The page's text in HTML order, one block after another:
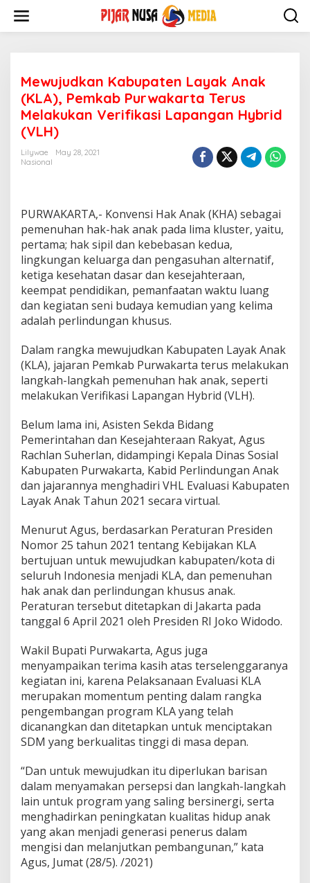
content
Mewujudkan Kabupaten Layak Anak
(KLA), Pemkab Purwakarta Terus
Melakukan Verifikasi Lapangan Hybrid
(VLH)
Lilywae
May 28, 2021
Nasional
PURWAKARTA,- Konvensi Hak Anak (KHA) sebagai
pemenuhan hak-hak anak pada lima kluster, yaitu,
pertama; hak sipil dan kebebasan kedua,
lingkungan keluarga dan pengasuhan alternatif,
ketiga kesehatan dasar dan kesejahteraan,
keempat pendidikan, pemanfaatan waktu luang
dan kegiatan seni budaya kemudian yang kelima
adalah perlindungan khusus.
Dalam rangka mewujudkan Kabupaten Layak Anak
(KLA), jajaran Pemkab Purwakarta terus melakukan
langkah-langkah pemenuhan hak anak, seperti
melakukan Verifikasi Lapangan Hybrid (VLH).
Belum lama ini, Asisten Sekda Bidang
Pemerintahan dan Kesejahteraan Rakyat, Agus
Rachlan Suherlan, didampingi Kepala Dinas Sosial
Kabupaten Purwakarta, Kabid Perlindungan Anak
dan jajarannya menghadiri VHL Evaluasi Kabupaten
Layak Anak Tahun 2021 secara virtual.
Menurut Agus, berdasarkan Peraturan Presiden
Nomor 25 tahun 2021 tentang Kebijakan KLA
bertujuan untuk mewujudkan kabupaten/kota di
seluruh Indonesia menjadi KLA, dan pemenuhan
hak anak dan perlindungan khusus anak.
Peraturan tersebut ditetapkan di Jakarta pada
tanggal 6 April 2021 oleh Presiden RI Joko Widodo.
Wakil Bupati Purwakarta, Agus juga
menyampaikan terima kasih atas terselenggaranya
kegiatan ini, karena Pelaksanaan Evaluasi KLA
merupakan momentum penting dalam rangka
pengembangan program KLA yang telah
dicanangkan dan ditetapkan untuk menciptakan
SDM yang berkualitas tinggi di masa depan.
“Dan untuk mewujudkan itu diperlukan barisan
dalam menyamakan persepsi dan langkah-langkah
lain untuk program yang saling bersinergi, serta
menghadirkan peningkatan kualitas hidup anak
yang akan menjadi generasi penerus dalam
mengisi dan melanjutkan pembangunan,” kata
Agus, Jumat (28/5). /2021)